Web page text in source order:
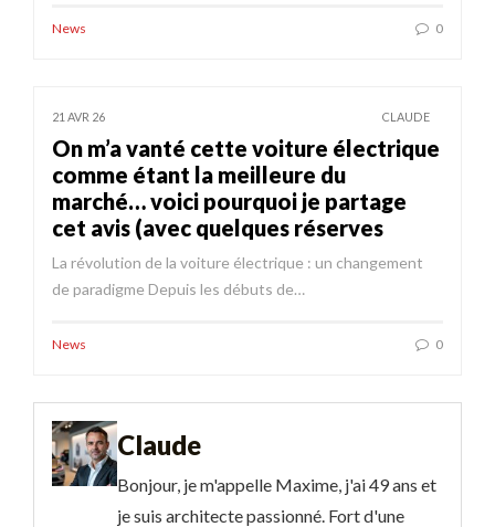
News 0
21 AVR 26 CLAUDE
On m’a vanté cette voiture électrique
comme étant la meilleure du
marché… voici pourquoi je partage
cet avis (avec quelques réserves
La révolution de la voiture électrique : un changement
de paradigme Depuis les débuts de…
News 0
Claude
Bonjour, je m'appelle Maxime, j'ai 49 ans et
je suis architecte passionné. Fort d'une